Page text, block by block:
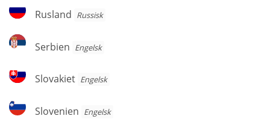
Rusland
Rusland Russisk
Serbien
Serbien Engelsk
Slovakiet
Slovakiet Engelsk
Slovenien
Slovenien Engelsk